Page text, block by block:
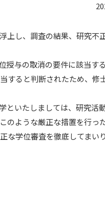
し、調査の結果、研究不
与の取消の要件に該当す
すると判断されたため、修
いたしましては、研究活
ような厳正な措置を行った
学位審査を徹底してまいり